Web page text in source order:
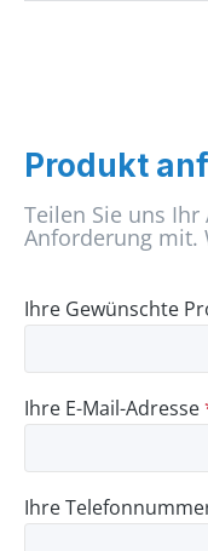
Produkt
Teilen Sie uns
Anforderung mit.
Ihre Gewünschte
Ihre E-Mail-Adresse
Ihre